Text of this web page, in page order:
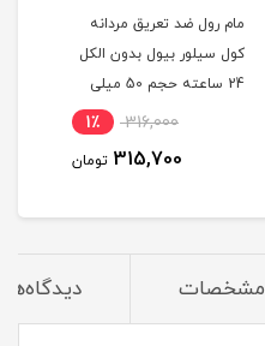
مام رول ضد تعریق مردانه
کول سیلور بیول بدون الکل
24 ساعته حجم 50 میلی
316,000 1٪
315,700 تومان
مشخصات دیدگاه‌ها